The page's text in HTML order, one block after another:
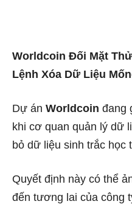
Worldcoin Đối Mặt
Lệnh Xóa Dữ Liệu
Dự án Worldcoin đang
khi cơ quan quản lý dữ
bỏ dữ liệu sinh trắc
Quyết định này có thể
đến tương lai của công